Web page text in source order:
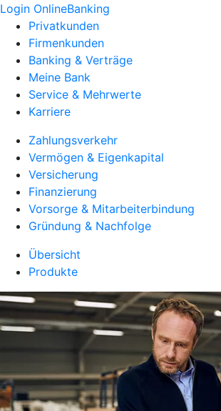
Login OnlineBanking
Privatkunden
Firmenkunden
Banking & Verträge
Meine Bank
Service & Mehrwerte
Karriere
Zahlungsverkehr
Vermögen & Eigenkapital
Versicherung
Finanzierung
Vorsorge & Mitarbeiterbindung
Gründung & Nachfolge
Übersicht
Produkte